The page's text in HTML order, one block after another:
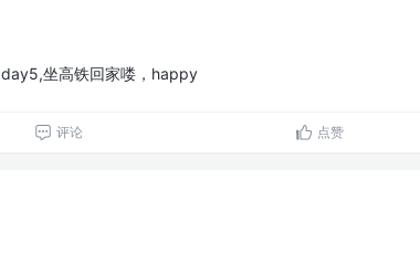
day5,坐高铁回家喽，happy
评论 点赞